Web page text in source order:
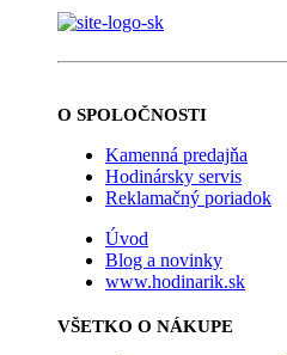
O SPOLOČNOSTI
Kamenná predajňa
Hodinársky servis
Reklamačný poriadok
Úvod
Blog a novinky
www.hodinarik.sk
VŠETKO O NÁKUPE